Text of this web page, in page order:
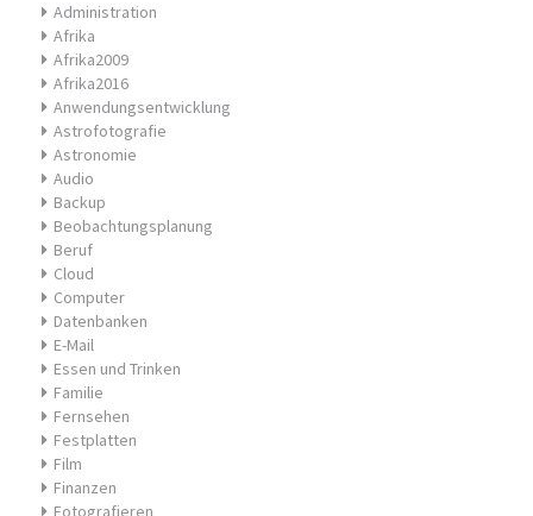
Administration
Afrika
Afrika2009
Afrika2016
Anwendungsentwicklung
Astrofotografie
Astronomie
Audio
Backup
Beobachtungsplanung
Beruf
Cloud
Computer
Datenbanken
E-Mail
Essen und Trinken
Familie
Fernsehen
Festplatten
Film
Finanzen
Fotografieren